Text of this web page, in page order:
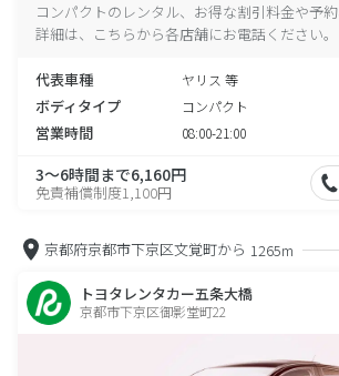
コンパクトのレンタル、お得な割引料金や予
詳細は、こちらから各店舗にお電話ください。
代表車種 ヤリス 等
ボディタイプ コンパクト
営業時間 08:00-21:00
3～6時間まで6,160円
免責補償制度1,100円
京都府京都市下京区文覚町から 1265m
トヨタレンタカー五条大橋
京都市下京区御影堂町22